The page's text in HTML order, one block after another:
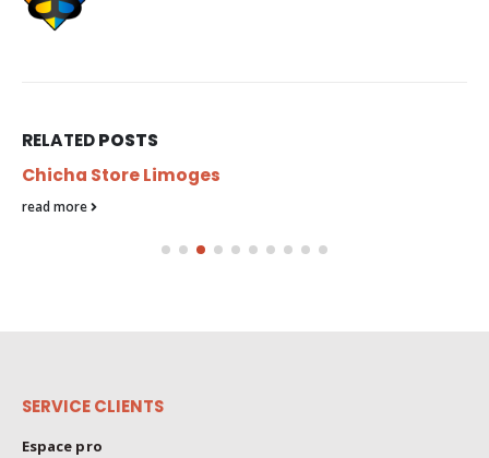
RELATEDPOSTS
Chicha Store Limoges
read more
SERVICE CLIENTS
Espace pro